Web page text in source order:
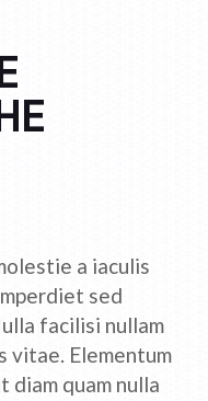
a iaculis
sed
facilisi nullam
vitae. Elementum
diam quam nulla